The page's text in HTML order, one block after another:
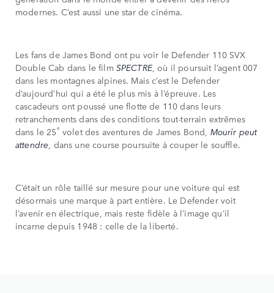
modernes. C’est aussi une star de cinéma.
Les fans de James Bond ont pu voir le Defender 110 SVX
Double Cab dans le film SPECTRE, où il poursuit l’agent 007
dans les montagnes alpines. Mais c’est le Defender
d’aujourd’hui qui a été le plus mis à l’épreuve. Les
cascadeurs ont poussé une flotte de 110 dans leurs
retranchements dans des conditions tout-terrain extrêmes
dans le 25e volet des aventures de James Bond, Mourir peut
attendre , dans une course poursuite à couper le souffle.
C’était un rôle taillé sur mesure pour une voiture qui est
désormais une marque à part entière. Le Defender voit
l’avenir en électrique, mais reste fidèle à l’image qu’il
incarne depuis 1948 : celle de la liberté.